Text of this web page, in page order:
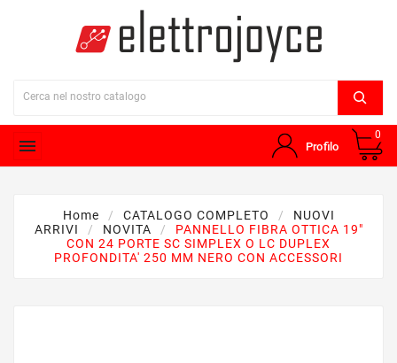
 Profilo
0
Home CATALOGO COMPLETO
NUOVI
ARRIVI
NOVITA
PANNELLO FIBRA OTTICA 19"
CON 24 PORTE SC SIMPLEX O LC DUPLEX
PROFONDITA' 250 MM NERO CON ACCESSORI